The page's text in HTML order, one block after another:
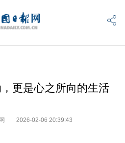
更是心之所向的生活
2026-02-06 20:39:43